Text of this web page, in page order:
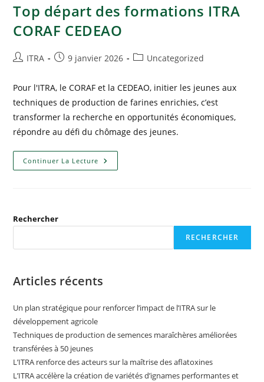
Top départ des formations ITRA
CORAF CEDEAO
ITRA 9 janvier 2026 Uncategorized
Pour l'ITRA, le CORAF et la CEDEAO, initier les jeunes aux
techniques de production de farines enrichies, c’est
transformer la recherche en opportunités économiques,
répondre au défi du chômage des jeunes.
Continuer La Lecture
Rechercher
RECHERCHER
Articles récents
Un plan stratégique pour renforcer l’impact de l’ITRA sur le
développement agricole
Techniques de production de semences maraîchères améliorées
transférées à 50 jeunes
L’ITRA renforce des acteurs sur la maîtrise des aflatoxines
L’ITRA accélère la création de variétés d’ignames performantes et